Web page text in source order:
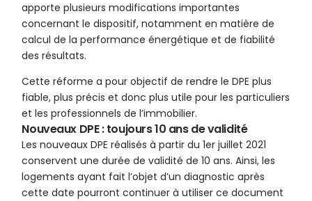
apporte plusieurs modifications importantes
concernant le dispositif, notamment en matière de
calcul de la performance énergétique et de fiabilité
des résultats.
Cette réforme a pour objectif de rendre le DPE plus
fiable, plus précis et donc plus utile pour les particuliers
et les professionnels de l’immobilier.
Nouveaux DPE : toujours 10 ans de validité
Les nouveaux DPE réalisés à partir du 1er juillet 2021
conservent une durée de validité de 10 ans. Ainsi, les
logements ayant fait l’objet d’un diagnostic après
cette date pourront continuer à utiliser ce document